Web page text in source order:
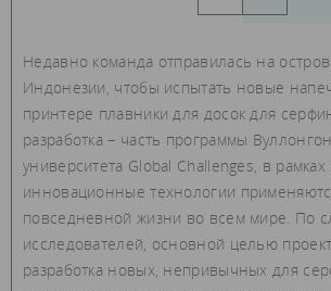
Недавно команда отправилась на
Индонезии, чтобы испытать новые
принтере плавники для досок для
разработка – часть программы
университета Global Challenges, в рамках
инновационные технологии
повседневной жизни во всем мире. По
исследователей, основной целью
разработка новых, непривычных для